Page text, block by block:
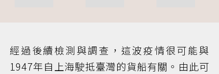
經過後續檢測與調查，這波疫情很可能與
1947年自上海駛抵臺灣的貨船有關。由此可